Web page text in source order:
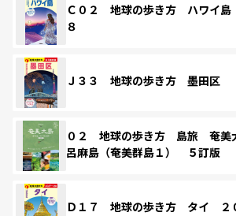
Ｃ０２ 地球の歩き方 ハワイ島
８
Ｊ３３ 地球の歩き方 墨田区
０２ 地球の歩き方 島旅 奄
呂麻島（奄美群島１） ５訂版
Ｄ１７ 地球の歩き方 タイ ２